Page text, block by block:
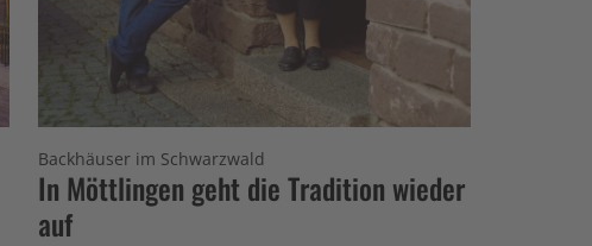
Backhäuser im Schwarzwald
In Möttlingen geht die Tradition wieder
auf